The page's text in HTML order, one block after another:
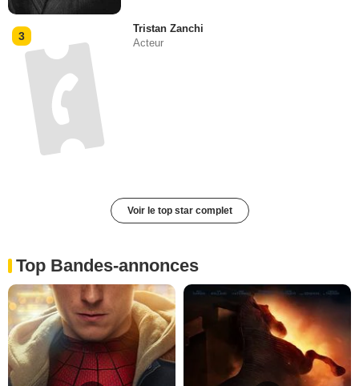
3
Tristan Zanchi
Acteur
Voir le top star complet
Top Bandes-annonces